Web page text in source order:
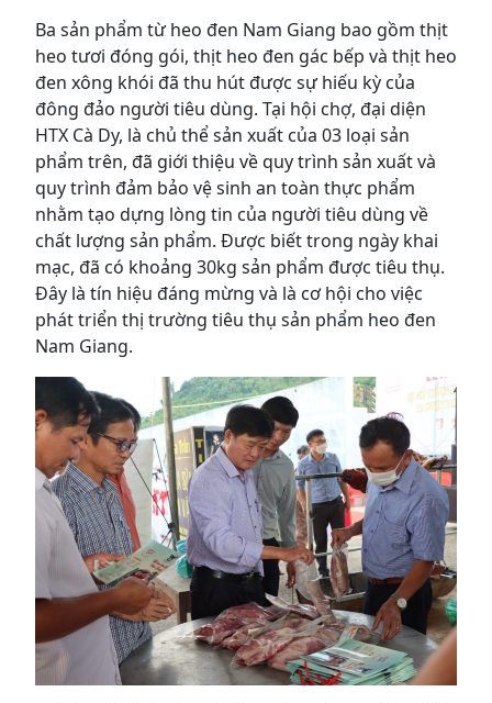
Ba sản phẩm từ heo đen Nam Giang bao gồm thịt
heo tươi đóng gói, thịt heo đen gác bếp và thịt heo
đen xông khói đã thu hút được sự hiếu kỳ của
đông đảo người tiêu dùng. Tại hội chợ, đại diện
HTX Cà Dy, là chủ thể sản xuất của 03 loại sản
phẩm trên, đã giới thiệu về quy trình sản xuất và
quy trình đảm bảo vệ sinh an toàn thực phẩm
nhằm tạo dựng lòng tin của người tiêu dùng về
chất lượng sản phẩm. Được biết trong ngày khai
mạc, đã có khoảng 30kg sản phẩm được tiêu thụ.
Đây là tín hiệu đáng mừng và là cơ hội cho việc
phát triển thị trường tiêu thụ sản phẩm heo đen
Nam Giang.